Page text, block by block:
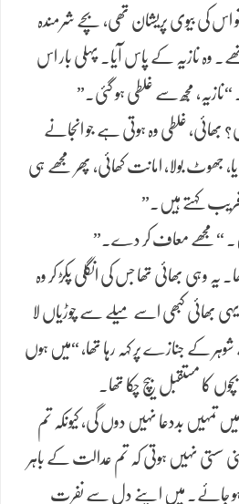
اس کی بیوی پریشان تھی، بچے شرمندہ
وہ نازیہ کے پاس آیا۔ پہلی بار اس
“نازیہ، مجھ سے غلطی ہو گئی۔”
بھائی، غلطی وہ ہوتی ہے جو انجانے
جھوٹ بولا، امانت کھائی، پھر مجھے ہی
فریب کہتے ہیں۔”
“مجھے معاف کر دے۔”
وہی بھائی تھا جس کی انگلی پکڑ کر وہ
بھائی کبھی اسے میلے سے چوڑیاں لا
کے جنازے پر کہہ رہا تھا، “میں ہوں
کا مستقبل بیچ چکا تھا۔
تمہیں بددعا نہیں دوں گی، کیونکہ تم
سستی نہیں ہوتی کہ تم عدالت کے باہر
ہو جائے۔ میں اپنے دل سے نفرت